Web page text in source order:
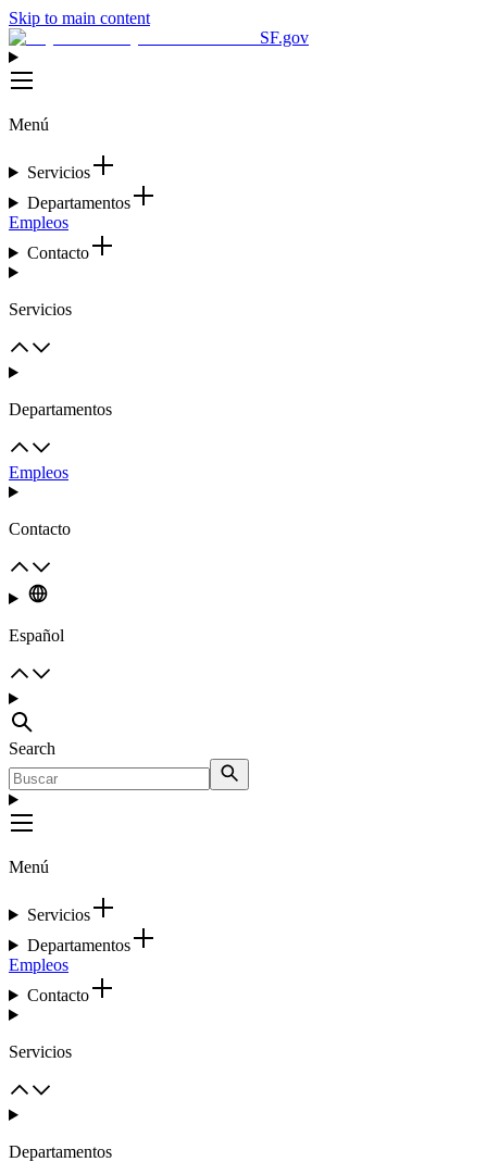
Skip to main content
SF.gov
Menú
Servicios
Departamentos
Empleos
Contacto
Servicios
Departamentos
Empleos
Contacto
Español
Search
Menú
Servicios
Departamentos
Empleos
Contacto
Servicios
Departamentos